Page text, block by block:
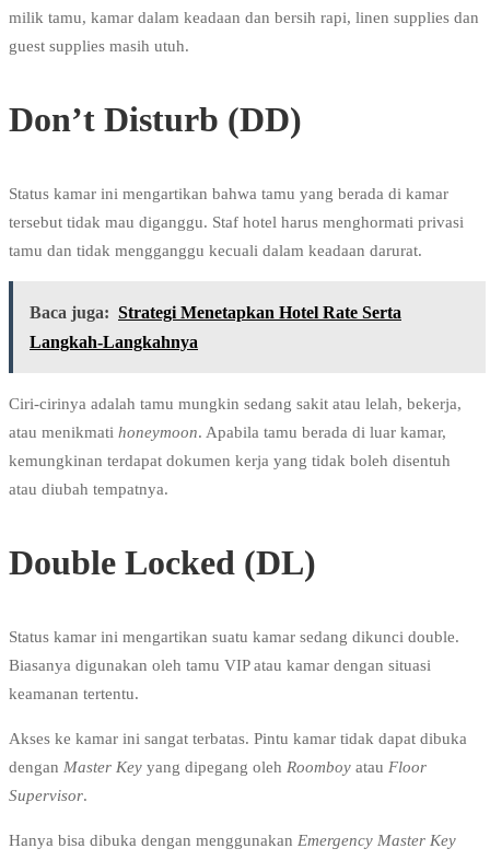
milik tamu, kamar dalam keadaan dan bersih rapi, linen supplies dan
guest supplies masih utuh.
Don’t Disturb (DD)
Status kamar ini mengartikan bahwa tamu yang berada di kamar
tersebut tidak mau diganggu. Staf hotel harus menghormati privasi
tamu dan tidak mengganggu kecuali dalam keadaan darurat.
Baca juga: Strategi Menetapkan Hotel Rate Serta
Langkah-Langkahnya
Ciri-cirinya adalah tamu mungkin sedang sakit atau lelah, bekerja,
atau menikmati honeymoon. Apabila tamu berada di luar kamar,
kemungkinan terdapat dokumen kerja yang tidak boleh disentuh
atau diubah tempatnya.
Double Locked (DL)
Status kamar ini mengartikan suatu kamar sedang dikunci double.
Biasanya digunakan oleh tamu VIP atau kamar dengan situasi
keamanan tertentu.
Akses ke kamar ini sangat terbatas. Pintu kamar tidak dapat dibuka
dengan Master Key yang dipegang oleh Roomboy atau Floor
Supervisor.
Hanya bisa dibuka dengan menggunakan Emergency Master Key